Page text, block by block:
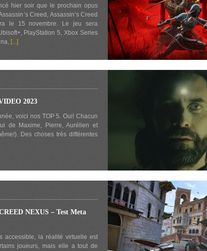
hier soir que le prochain opus
Creed, Assassin’s Creed
le 15 novembre. Le jeu sera
PlayStation 5, Xbox Series
[...]
2023
voici nos TOP 5. Oui! Chacun
de Maxime, Pierre, Aurélien et
Des choses très différentes
NEXUS – Test Meta
accessible, la réalité virtuelle est
joueurs, mais elle a tout de